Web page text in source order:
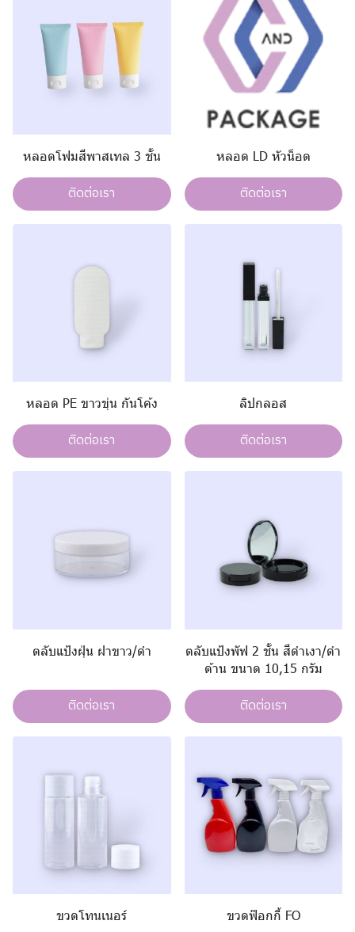
หลอดโฟมสีพาสเทล 3 ชั้น
ติดต่อเรา
หลอด LD หัวน็อต
ติดต่อเรา
หลอด PE ขาวขุ่น กันโค้ง
ติดต่อเรา
ลิปกลอส
ติดต่อเรา
ตลับแป้งฝุ่น ฝาขาว/ดำ
ติดต่อเรา
ตลับแป้งพัฟ 2 ชั้น สีดำเงา/ดำ
ด้าน ขนาด 10,15 กรัม
ติดต่อเรา
ขวดโทนเนอร์ ขวดฟ๊อกกี้ FO